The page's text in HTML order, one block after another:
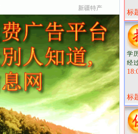
新疆特产
标
学
经
标